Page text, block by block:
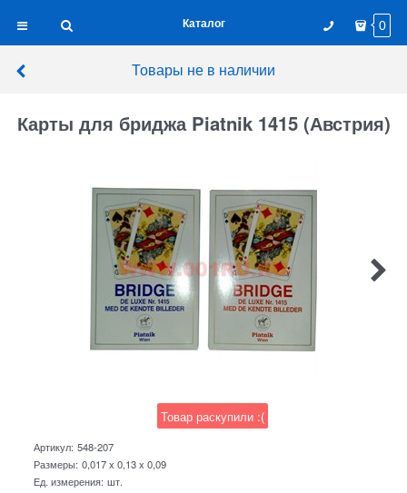
Каталог 0
Товары не в наличии
Карты для бриджа Piatnik 1415 (Австрия)
Товар раскупили :(
Артикул: 548-207
Размеры: 0,017 x 0,13 x 0,09
Ед. измерения: шт.